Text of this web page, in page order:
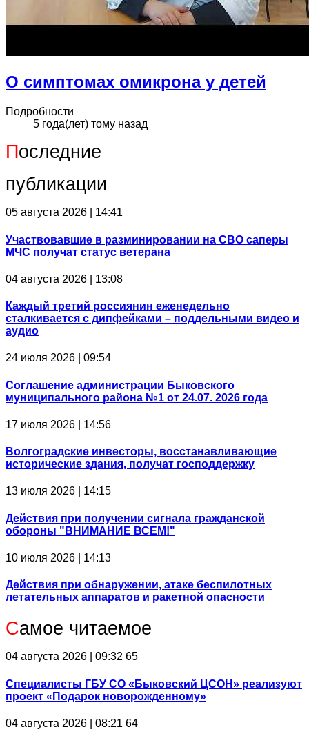
О симптомах омикрона у детей
Подробности
5 года(лет) тому назад
Последние
публикации
05 августа 2026 | 14:41
Участвовавшие в разминировании на СВО саперы
МЧС получат статус ветерана
04 августа 2026 | 13:08
Каждый третий россиянин еженедельно
сталкивается с дипфейками – поддельными видео и
аудио
24 июля 2026 | 09:54
Соглашение администрации Быковского
муниципального района №1 от 24.07. 2026 года
17 июля 2026 | 14:56
Волгоградские инвесторы, восстанавливающие
исторические здания, получат господдержку
13 июля 2026 | 14:15
Действия при получении сигнала гражданской
обороны "ВНИМАНИЕ ВСЕМ!"
10 июля 2026 | 14:13
Действия при обнаружении, атаке беспилотных
летательных аппаратов и ракетной опасности
Самое читаемое
04 августа 2026 | 09:32 65
Специалисты ГБУ СО «Быковский ЦСОН» реализуют
проект «Подарок новорожденному»
04 августа 2026 | 08:21 64